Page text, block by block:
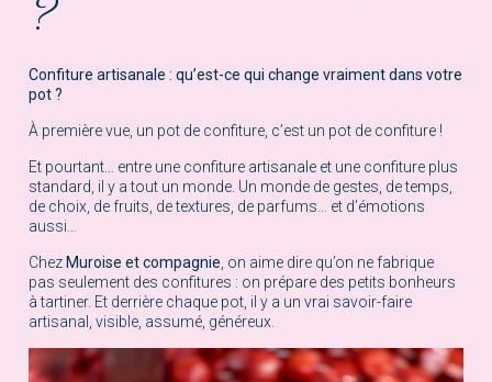
?
Confiture artisanale : qu’est-ce qui change vraiment dans votre
pot ?
À première vue, un pot de confiture, c’est un pot de confiture !
Et pourtant… entre une confiture artisanale et une confiture plus
standard, il y a tout un monde. Un monde de gestes, de temps,
de choix, de fruits, de textures, de parfums… et d’émotions
aussi…
Chez Muroise et compagnie , on aime dire qu’on ne fabrique
pas seulement des confitures : on prépare des petits bonheurs
à tartiner. Et derrière chaque pot, il y a un vrai savoir-faire
artisanal, visible, assumé, généreux.